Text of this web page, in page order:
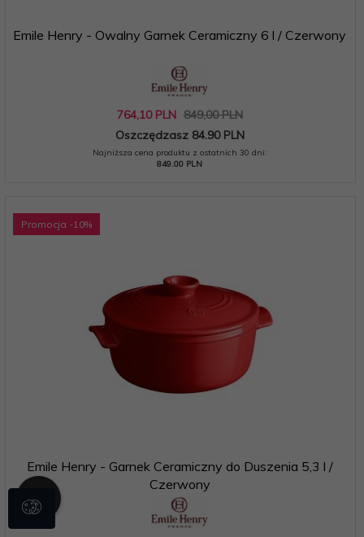
Emile Henry - Owalny Garnek Ceramiczny 6 l / Czerwony
764,10 PLN 849,00 PLN
Oszczędzasz 84.90 PLN
Najniższa cena produktu z ostatnich 30 dni:
849.00 PLN
Promocja -10%
Emile Henry - Garnek Ceramiczny do Duszenia 5,3 l /
Czerwony